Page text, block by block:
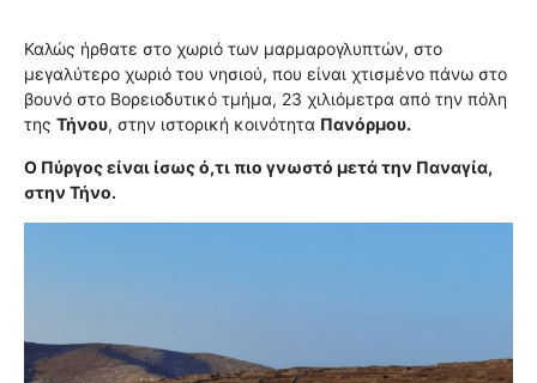
Καλώς ήρθατε στο χωριό των μαρμαρογλυπτών, στο
μεγαλύτερο χωριό του νησιού, που είναι χτισμένο πάνω στο
βουνό στο Βορειοδυτικό τμήμα, 23 χιλιόμετρα από την πόλη
της Τήνου, στην ιστορική κοινότητα Πανόρμου.
Ο Πύργος είναι ίσως ό,τι πιο γνωστό μετά την Παναγία,
στην Τήνο.